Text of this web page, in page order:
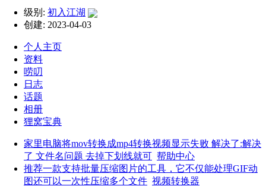
级别: 初入江湖
创建: 2023-04-03
个人主页
资料
唠叨
日志
话题
相册
狸窝宝典
家里电脑将mov转换成mp4转换视频显示失败 解决了:解决
了 文件名问题 去掉下划线就可 帮助中心
推荐一款支持批量压缩图片的工具，它不仅能处理GIF动
图还可以一次性压缩多个文件 视频转换器